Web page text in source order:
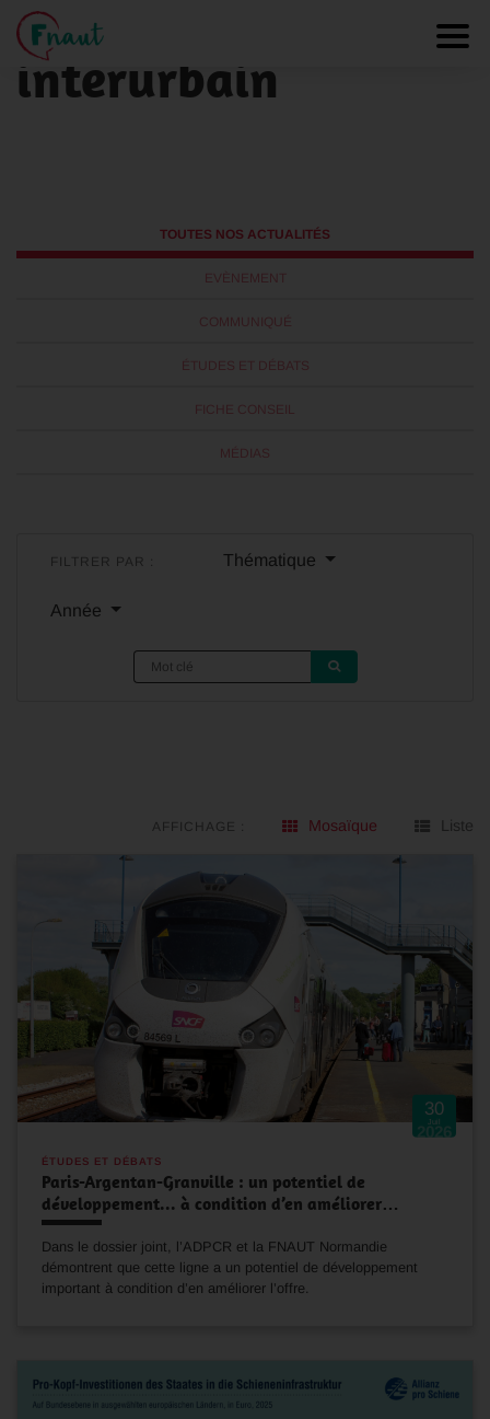
Panneau de gestion des cookies
Urbains et
interurbain
TOUTES NOS ACTUALITÉS
EVÈNEMENT
COMMUNIQUÉ
ÉTUDES ET DÉBATS
FICHE CONSEIL
MÉDIAS
FILTRER PAR : Thématique
Année
AFFICHAGE : Mosaïque Liste
30
Juil
2026
ÉTUDES ET DÉBATS
Paris-Argentan-Granville : un potentiel de
développement... à condition d’en améliorer…
Dans le dossier joint, l’ADPCR et la FNAUT Normandie
démontrent que cette ligne a un potentiel de développement
important à condition d’en améliorer l’offre.